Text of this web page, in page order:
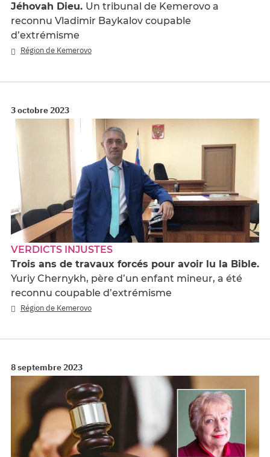
Jéhovah Dieu. Un tribunal de Kemerovo a
reconnu Vladimir Baykalov coupable
d’extrémisme
Région de Kemerovo
3 octobre 2023
VERDICTS INJUSTES
Trois ans de travaux forcés pour avoir lu la Bible.
Yuriy Chernykh, père d’un enfant mineur, a été
reconnu coupable d’extrémisme
Région de Kemerovo
8 septembre 2023